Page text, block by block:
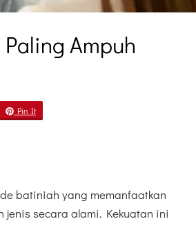
Ampuh
Pin It
batiniah yang memanfaatkan
jenis secara alami. Kekuatan ini